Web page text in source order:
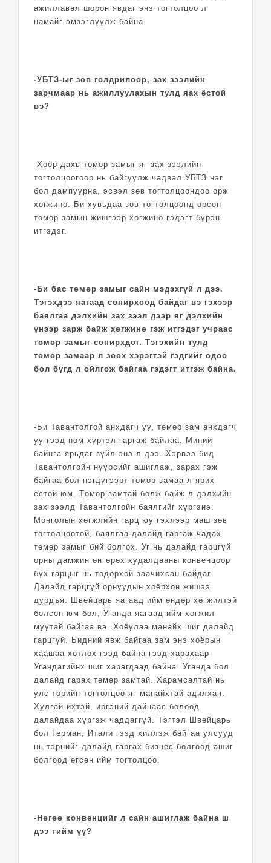
ажиллавал шорон явдаг энэ тогтолцоо л
намайг эмзэглүүлж байна.
-УБТЗ-ыг зөв голдрилоор, зах зээлийн
зарчмаар нь ажиллуулахын тулд яах ёстой
вэ?
-Хоёр дахь төмөр замыг яг зах зээлийн
тогтолцоогоор нь байгуулж чадвал УБТЗ нэг
бол дампуурна, эсвэл зөв тогтолцоондоо орж
хөгжинө. Би хувьдаа зөв тогтолцоонд орсон
төмөр замын жишгээр хөгжинө гэдэгт бүрэн
итгэдэг.
-Би бас төмөр замыг сайн мэдэхгүй л дээ.
Тэгэхдээ яагаад сонирхоод байдаг вэ гэхээр
баялгаа дэлхийн зах зээл дээр яг дэлхийн
үнээр зарж байж хөгжинө гэж итгэдэг учраас
төмөр замыг сонирхдог. Тэгэхийн тулд
төмөр замаар л зөөх хэрэгтэй гэдгийг одоо
бол бүгд л ойлгож байгаа гэдэгт итгэж байна.
-Би Тавантолгой анхдагч уу, төмөр зам анхдагч
уу гээд ном хүртэл гаргаж байлаа. Миний
байнга ярьдаг зүйл энэ л дээ. Хэрвээ бид
Тавантолгойн нүүрсийг ашиглаж, зарах гэж
байгаа бол нэгдүгээрт төмөр замаа л ярих
ёстой юм. Төмөр замтай болж байж л дэлхийн
зах зээлд Тавантолгойн баялгийг хүргэнэ.
Монголын хөгжлийн гарц юу гэхлээр маш зөв
тогтолцоотой, баялгаа далайд гаргаж чадах
төмөр замыг бий болгох. Уг нь далайд гарцгүй
орны дамжин өнгөрөх худалдааны конвенцоор
бүх гарцыг нь тодорхой заачихсан байдаг.
Далайд гарцгүй орнуудын хоёрхон жишээ
дурдъя. Швейцарь яагаад ийм өндөр хөгжилтэй
болсон юм бол, Уганда яагаад ийм хөгжил
муутай байгаа вэ. Хоёулаа манайх шиг далайд
гарцгүй. Бидний явж байгаа зам энэ хоёрын
хаашаа хөтлөх гээд байна гээд харахаар
Угандагийнх шиг харагдаад байна. Уганда бол
далайд гарах төмөр замтай. Харамсалтай нь
улс төрийн тогтолцоо яг манайхтай адилхан.
Хулгай ихтэй, иргэний дайнаас болоод
далайдаа хүргэж чаддаггүй. Тэгтэл Швейцарь
бол Герман, Итали гээд хиллэж байгаа улсууд
нь тэрнийг далайд гаргах бизнес болгоод ашиг
болгоод өгсөн ийм тогтолцоо.
-Нөгөө конвенцийг л сайн ашиглаж байна ш
дээ тийм үү?